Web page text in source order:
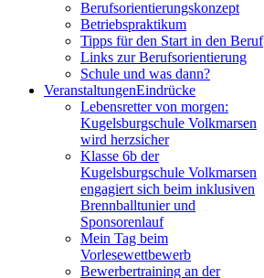
Berufsorientierungskonzept
Betriebspraktikum
Tipps für den Start in den Beruf
Links zur Berufsorientierung
Schule und was dann?
VeranstaltungenEindrücke
Lebensretter von morgen:
Kugelsburgschule Volkmarsen
wird herzsicher
Klasse 6b der
Kugelsburgschule Volkmarsen
engagiert sich beim inklusiven
Brennballtunier und
Sponsorenlauf
Mein Tag beim
Vorlesewettbewerb
Bewerbertraining an der